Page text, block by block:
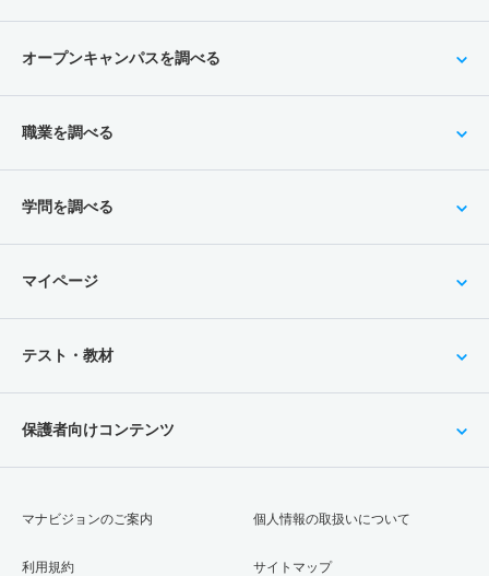
オープンキャンパスを調べる
職業を調べる
学問を調べる
マイページ
テスト・教材
保護者向けコンテンツ
マナビジョンのご案内
利用規約
個人情報の取扱いについて
サイトマップ